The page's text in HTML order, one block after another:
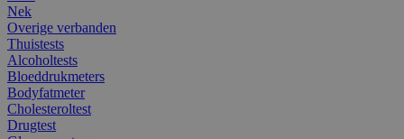
Nek
Overige verbanden
Thuistests
Alcoholtests
Bloeddrukmeters
Bodyfatmeter
Cholesteroltest
Drugtest